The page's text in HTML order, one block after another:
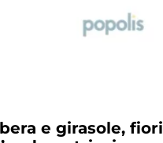
e girasole, fiori